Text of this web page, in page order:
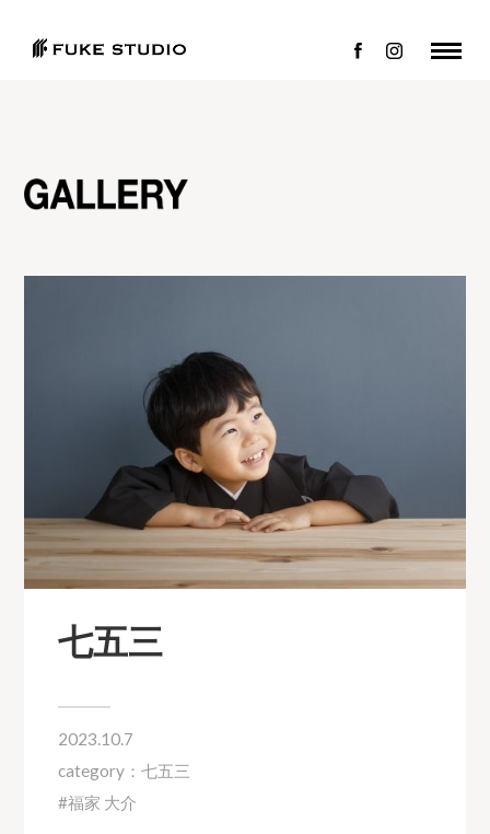
七五三
2023.10.7
category： 七五三
福家 大介